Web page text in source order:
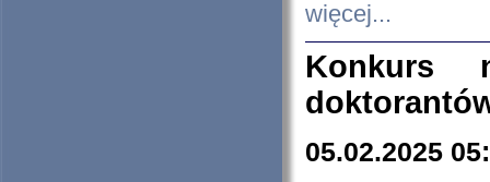
więcej...
Konkurs
05.02.2025